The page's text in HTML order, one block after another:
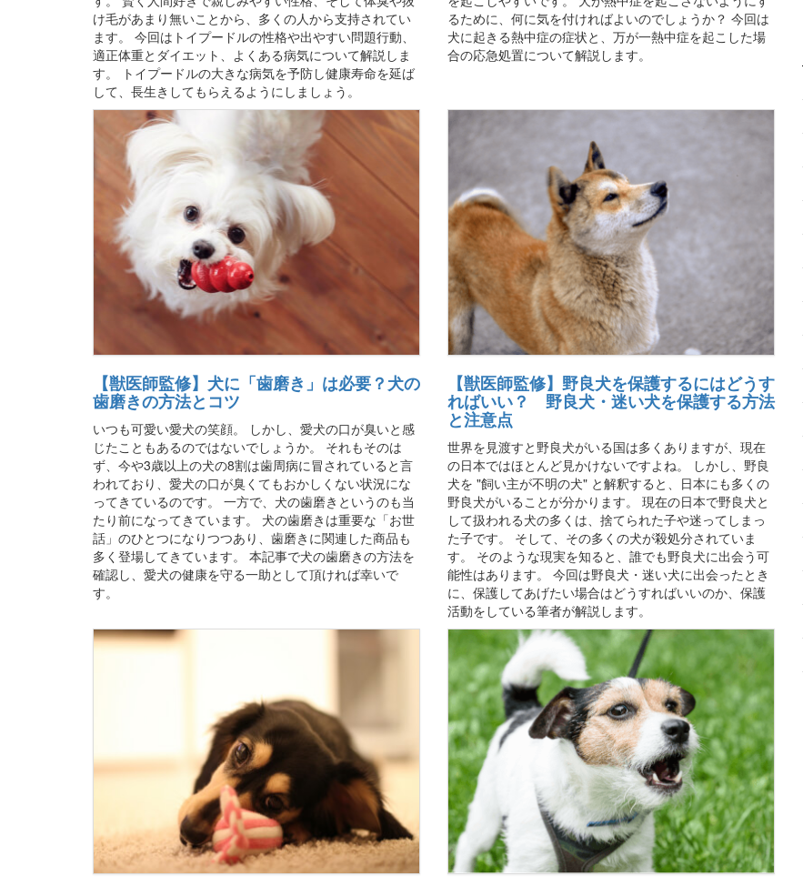
け毛があまり無いことから、多くの人から支持されてい
ます。 今回はトイプードルの性格や出やすい問題行動、
適正体重とダイエット、よくある病気について解説しま
す。 トイプードルの大きな病気を予防し健康寿命を延ば
して、長生きしてもらえるようにしましょう。
るために、何に気を付ければよいのでしょうか？ 今回は
犬に起きる熱中症の症状と、万が一熱中症を起こした場
合の応急処置について解説します。
【獣医師監修】犬に「歯磨き」は必要？犬の
歯磨きの方法とコツ
いつも可愛い愛犬の笑顔。 しかし、愛犬の口が臭いと感
じたこともあるのではないでしょうか。 それもそのは
ず、今や3歳以上の犬の8割は歯周病に冒されていると言
われており、愛犬の口が臭くてもおかしくない状況にな
ってきているのです。 一方で、犬の歯磨きというのも当
たり前になってきています。 犬の歯磨きは重要な「お世
話」のひとつになりつつあり、歯磨きに関連した商品も
多く登場してきています。 本記事で犬の歯磨きの方法を
確認し、愛犬の健康を守る一助として頂ければ幸いで
す。
【獣医師監修】野良犬を保護するにはどうす
ればいい？ 野良犬・迷い犬を保護する方法
と注意点
世界を見渡すと野良犬がいる国は多くありますが、現在
の日本ではほとんど見かけないですよね。 しかし、野良
犬を "飼い主が不明の犬" と解釈すると、日本にも多くの
野良犬がいることが分かります。 現在の日本で野良犬と
して扱われる犬の多くは、捨てられた子や迷ってしまっ
た子です。 そして、その多くの犬が殺処分されていま
す。 そのような現実を知ると、誰でも野良犬に出会う可
能性はあります。 今回は野良犬・迷い犬に出会ったとき
に、保護してあげたい場合はどうすればいいのか、保護
活動をしている筆者が解説します。